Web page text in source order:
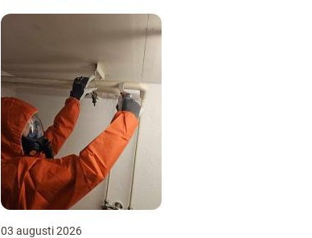
03 augusti 2026